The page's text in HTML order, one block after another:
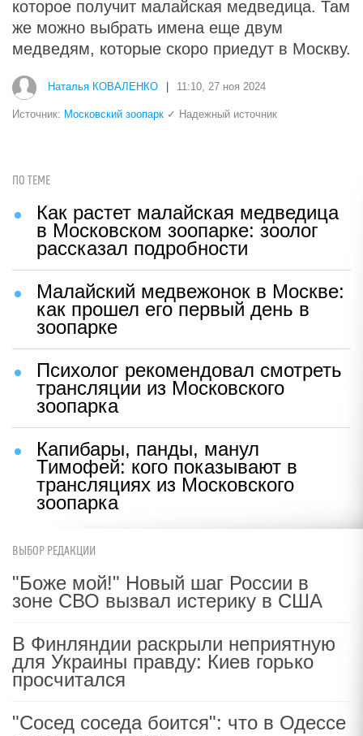
которое получит малайская медведица. Там
же можно выбрать имена еще двум
медведям, которые скоро приедут в Москву.
Наталья КОВАЛЕНКО 11:10, 27 ноя 2024
Источник: Московский зоопарк ✓ Надежный источник
ПО ТЕМЕ
Как растет малайская медведица
в Московском зоопарке: зоолог
рассказал подробности
Малайский медвежонок в Москве:
как прошел его первый день в
зоопарке
Психолог рекомендовал смотреть
трансляции из Московского
зоопарка
Капибары, панды, манул
Тимофей: кого показывают в
трансляциях из Московского
зоопарка
ВЫБОР РЕДАКЦИИ
"Боже мой!" Новый шаг России в
зоне СВО вызвал истерику в США
В Финляндии раскрыли неприятную
для Украины правду: Киев горько
просчитался
"Сосед соседа боится": что в Одессе